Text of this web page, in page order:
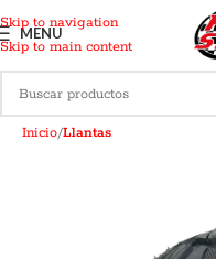
Skip to navigation
Skip to main content
MENU
Inicio Llantas